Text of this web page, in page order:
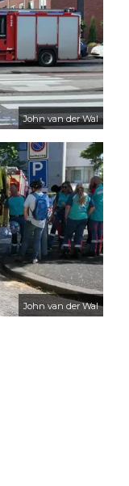
John van der Wal
John van der Wal